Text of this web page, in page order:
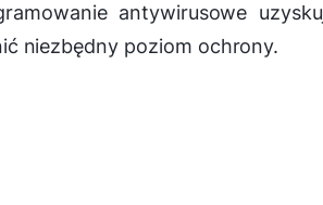
antywirusowe
niezbędny poziom ochrony.